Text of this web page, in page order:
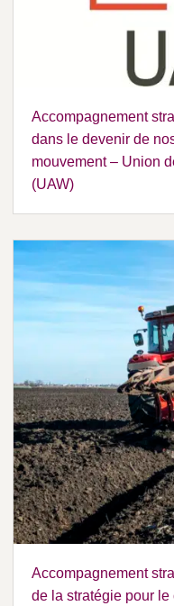
Accompagnement
dans le devenir de
mouvement – Union
(UAW)
Accompagnement
de la stratégie pour